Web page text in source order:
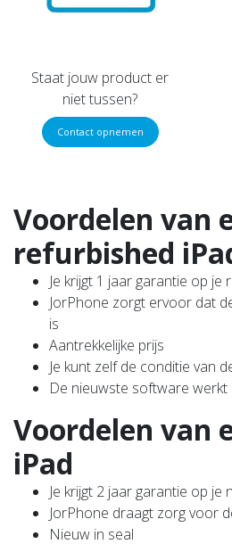
Staat jouw product er
niet tussen?
Contact opnemen
Voordelen van
refurbished
Je krijgt 1 jaar garantie op je
JorPhone zorgt ervoor dat
is
Aantrekkelijke prijs
Je kunt zelf de conditie van
De nieuwste software
Voordelen van
iPad
Je krijgt 2 jaar garantie op je
JorPhone draagt zorg voor
Nieuw in seal